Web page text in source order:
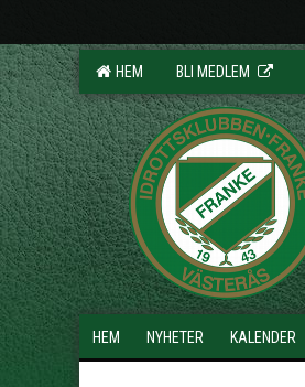
HEM BLI MEDLEM
HEM NYHETER KALENDER